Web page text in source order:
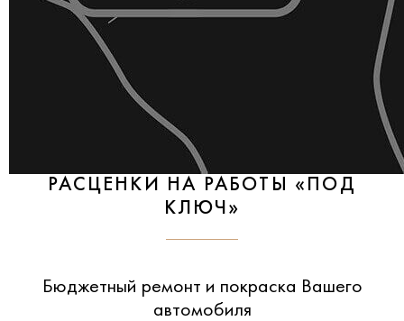
РАСЦЕНКИ НА РАБОТЫ «ПОД
КЛЮЧ»
Бюджетный ремонт и покраска Вашего
автомобиля